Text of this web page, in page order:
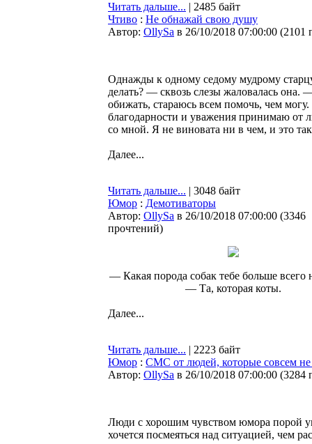
Читать дальше... | 2485 байт
Чтиво : Не обнажай свою душу
Автор: OllySa в 26/10/2018 07:00:00 (2101
Однажды к одному седому мудрому
делать? — сквозь слезы жаловалась она.
обижать, стараюсь всем помочь, чем
благодарности и уважения принимаю от
со мной. Я не виновата ни в чем, и это
Далее...
Читать дальше... | 3048 байт
Юмор : Демотиваторы
Автор: OllySa в 26/10/2018 07:00:00 (3346
прочтений)
— Какая порода собак тебе больше всего
— Та, которая коты.
Далее...
Читать дальше... | 2223 байт
Юмор : СМС от людей, которые совсем
Автор: OllySa в 26/10/2018 07:00:00 (3284
Люди с хорошим чувством юмора порой
хочется посмеяться над ситуацией, чем